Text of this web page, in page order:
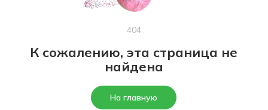
404
К сожалению, эта страница не
найдена
На главную